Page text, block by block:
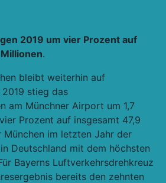
2019 um vier Prozent auf
.
bleibt weiterhin auf
stieg das
am Münchner Airport um 1,7
Prozent auf insgesamt 47,9
München im letzten Jahr der
Deutschland mit dem höchsten
Bayerns Luftverkehrsdrehkreuz
bereits den zehnten